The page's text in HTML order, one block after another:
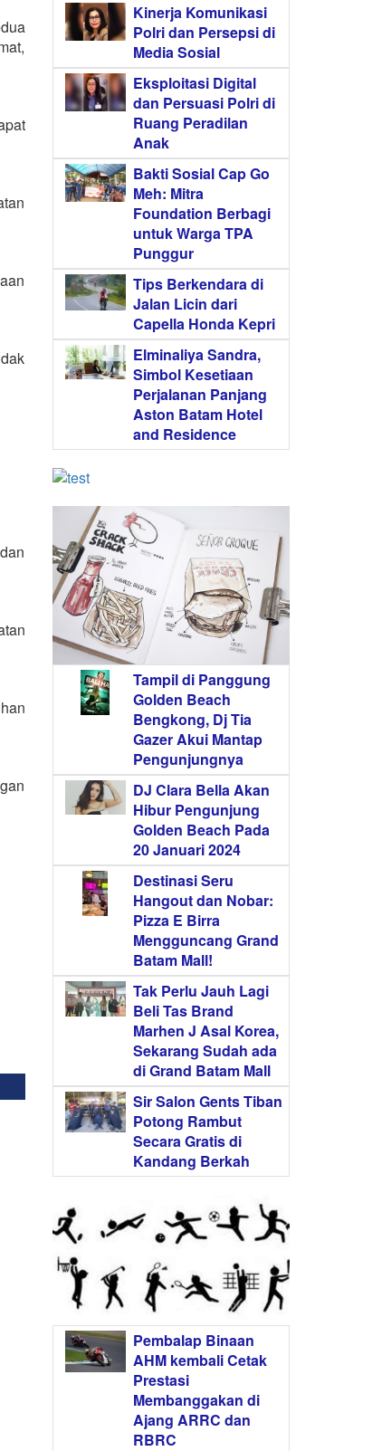
Kinerja Komunikasi
Polri dan Persepsi di
Media Sosial
Eksploitasi Digital
dan Persuasi Polri di
Ruang Peradilan
Anak
Bakti Sosial Cap Go
Meh: Mitra
Foundation Berbagi
untuk Warga TPA
Punggur
Tips Berkendara di
Jalan Licin dari
Capella Honda Kepri
Elminaliya Sandra,
Simbol Kesetiaan
Perjalanan Panjang
Aston Batam Hotel
and Residence
Tampil di Panggung
Golden Beach
Bengkong, Dj Tia
Gazer Akui Mantap
Pengunjungnya
DJ Clara Bella Akan
Hibur Pengunjung
Golden Beach Pada
20 Januari 2024
Destinasi Seru
Hangout dan Nobar:
Pizza E Birra
Mengguncang Grand
Batam Mall!
Tak Perlu Jauh Lagi
Beli Tas Brand
Marhen J Asal Korea,
Sekarang Sudah ada
di Grand Batam Mall
Sir Salon Gents Tiban
Potong Rambut
Secara Gratis di
Kandang Berkah
Pembalap Binaan
AHM kembali Cetak
Prestasi
Membanggakan di
Ajang ARRC dan
RBRC